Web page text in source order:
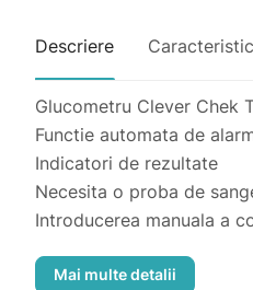
Descriere
Glucometru Clever Chek
Functie automata de
Indicatori de rezultate
Necesita o proba de
Introducerea manuala a
Memorie de 450 de